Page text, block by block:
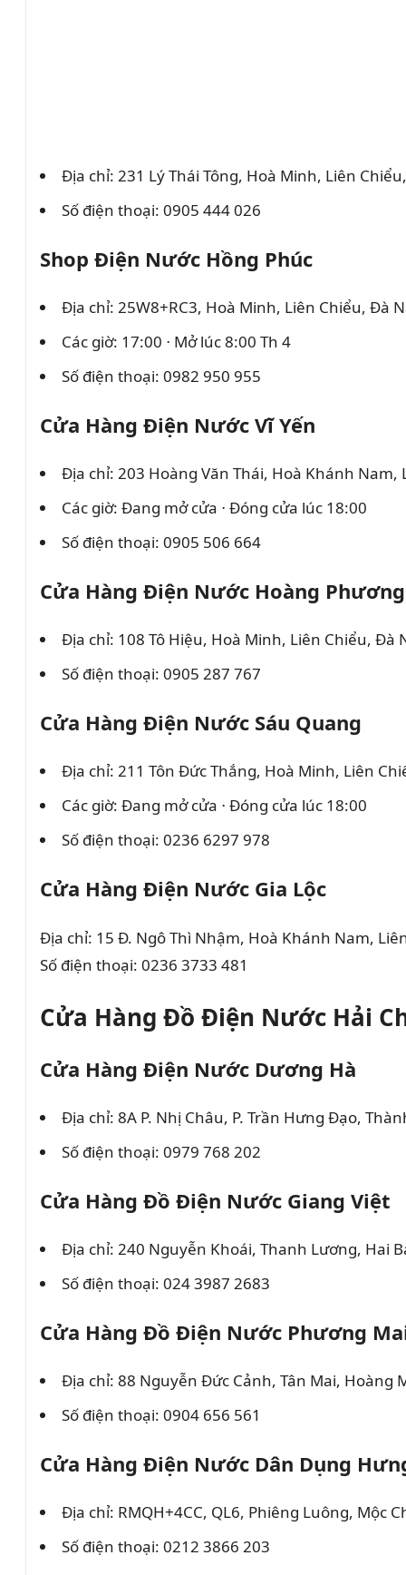
Địa chỉ: 231 Lý Thái Tông, Hoà Minh, Liên
Số điện thoại: 0905 444 026
Shop Điện Nước Hồng Phúc
Địa chỉ: 25W8+RC3, Hoà Minh, Liên Chiểu, Đà
Các giờ: 17:00 ⋅ Mở lúc 8:00 Th 4
Số điện thoại: 0982 950 955
Cửa Hàng Điện Nước Vĩ Yến
Địa chỉ: 203 Hoàng Văn Thái, Hoà Khánh Nam,
Các giờ: Đang mở cửa ⋅ Đóng cửa lúc 18:00
Số điện thoại: 0905 506 664
Cửa Hàng Điện Nước Hoàng Phương
Địa chỉ: 108 Tô Hiệu, Hoà Minh, Liên Chiểu, Đà
Số điện thoại: 0905 287 767
Cửa Hàng Điện Nước Sáu Quang
Địa chỉ: 211 Tôn Đức Thắng, Hoà Minh, Liên
Các giờ: Đang mở cửa ⋅ Đóng cửa lúc 18:00
Số điện thoại: 0236 6297 978
Cửa Hàng Điện Nước Gia Lộc
Địa chỉ: 15 Đ. Ngô Thì Nhậm, Hoà Khánh Nam,
Số điện thoại: 0236 3733 481
Cửa Hàng Đồ Điện Nước Hải
Cửa Hàng Điện Nước Dương Hà
Địa chỉ: 8A P. Nhị Châu, P. Trần Hưng Đạo,
Số điện thoại: 0979 768 202
Cửa Hàng Đồ Điện Nước Giang Việt
Địa chỉ: 240 Nguyễn Khoái, Thanh Lương, Hai
Số điện thoại: 024 3987 2683
Cửa Hàng Đồ Điện Nước Phương
Địa chỉ: 88 Nguyễn Đức Cảnh, Tân Mai, Hoàng
Số điện thoại: 0904 656 561
Cửa Hàng Điện Nước Dân Dụng
Địa chỉ: RMQH+4CC, QL6, Phiêng Luông, Mộc
Số điện thoại: 0212 3866 203